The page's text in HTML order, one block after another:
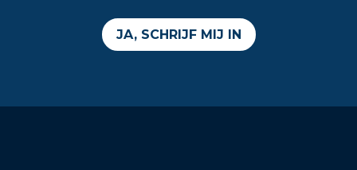
JA, SCHRIJF MIJ IN